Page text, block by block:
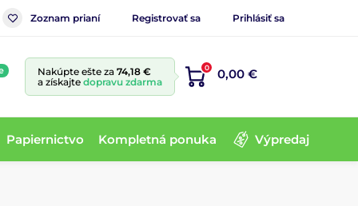
Zoznam prianí Registrovať sa Prihlásiť sa
Nakúpte ešte za 74,18 €
a získajte dopravu zdarma
0 0,00 €
Papiernictvo Kompletná ponuka Výpredaj